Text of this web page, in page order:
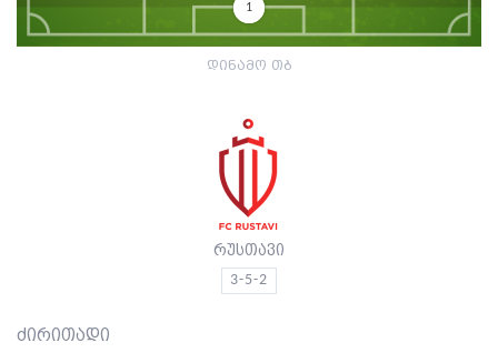
რუსთავი
3-5-2
ძირითადი
1
დინამო თბ